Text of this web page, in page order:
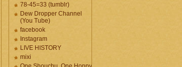
78-45=33 (tumblr)
Dew Dropper Channel
(You Tube)
facebook
Instagram
LIVE HISTORY
mixi